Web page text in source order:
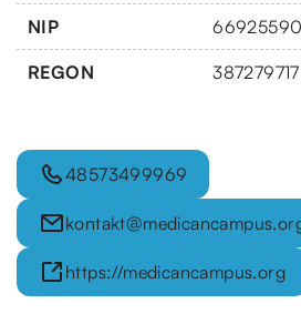
NIP
REGON 387279717
48573499969
https://medicancampus.org